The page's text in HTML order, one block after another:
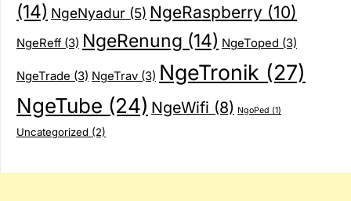
(14) NgeNyadur (5) NgeRaspberry (10)
NgeReff (3) NgeRenung (14) NgeToped (3)
NgeTrade (3) NgeTrav (3) NgeTronik (27)
NgeTube (24) NgeWifi (8) NgoPed (1)
Uncategorized (2)